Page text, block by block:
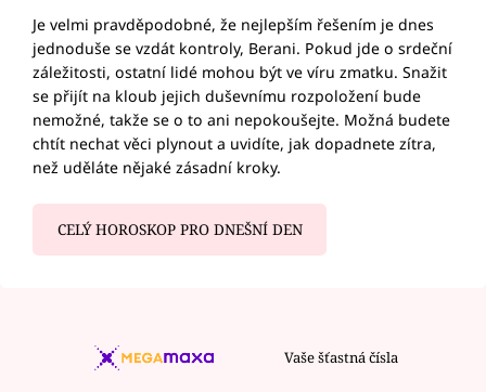
Je velmi pravděpodobné, že nejlepším řešením je dnes
jednoduše se vzdát kontroly, Berani. Pokud jde o srdeční
záležitosti, ostatní lidé mohou být ve víru zmatku. Snažit
se přijít na kloub jejich duševnímu rozpoložení bude
nemožné, takže se o to ani nepokoušejte. Možná budete
chtít nechat věci plynout a uvidíte, jak dopadnete zítra,
než uděláte nějaké zásadní kroky.
CELÝ HOROSKOP PRO DNEŠNÍ DEN
Vaše šťastná čísla